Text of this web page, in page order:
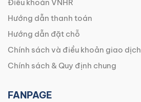
Điều khoản VNHR
Hướng dẫn thanh toán
Hướng dẫn đặt chỗ
Chính sách và điều khoản giao dịch
Chính sách & Quy định chung
FANPAGE